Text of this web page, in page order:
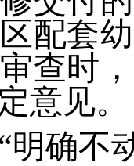
配套
查时
意见。
明确不